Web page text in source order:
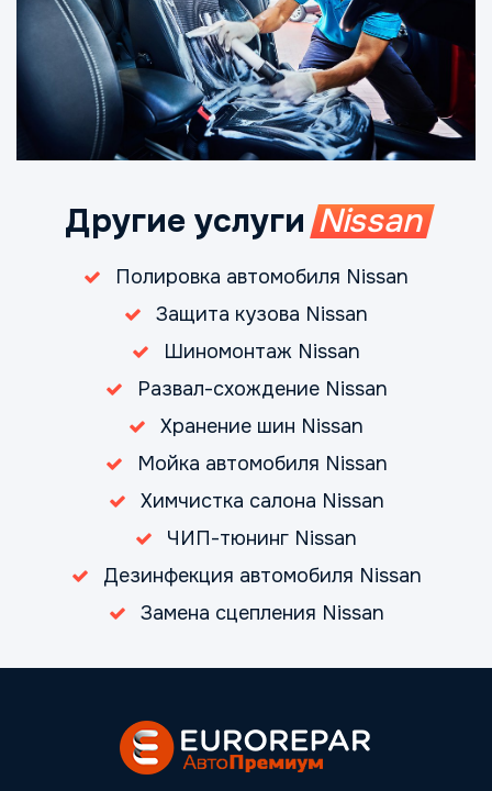
Другие услуги Nissan
Полировка автомобиля Nissan
Защита кузова Nissan
Шиномонтаж Nissan
Развал-схождение Nissan
Хранение шин Nissan
Мойка автомобиля Nissan
Химчистка салона Nissan
ЧИП-тюнинг Nissan
Дезинфекция автомобиля Nissan
Замена сцепления Nissan